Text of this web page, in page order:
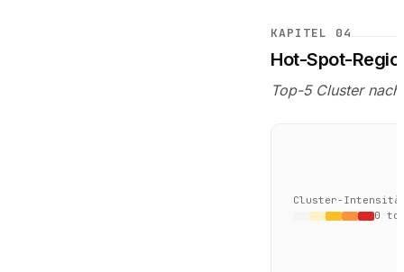
KAPITEL 04
Hot-Spot-
Top-5 Cluster
Cluster-
0